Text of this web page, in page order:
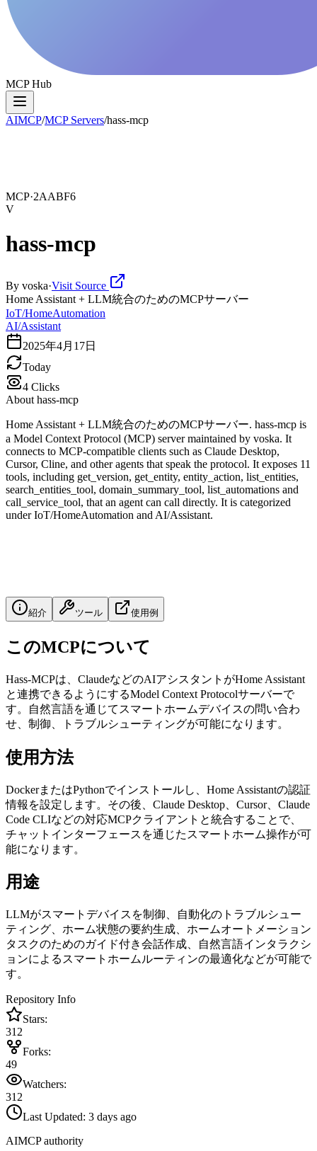
MCP Hub
AIMCP/MCP Servers/hass-mcp
MCP·2AABF6
V
hass-mcp
By voska·Visit Source
Home Assistant + LLM統合のためのMCPサーバー
IoT/HomeAutomation
AI/Assistant
2025年4月17日
Today
4 Clicks
About hass-mcp
Home Assistant + LLM統合のためのMCPサーバー. hass-mcp is
a Model Context Protocol (MCP) server maintained by voska. It
connects to MCP-compatible clients such as Claude Desktop,
Cursor, Cline, and other agents that speak the protocol. It exposes 11
tools, including get_version, get_entity, entity_action, list_entities,
search_entities_tool, domain_summary_tool, list_automations and
call_service_tool, that an agent can call directly. It is categorized
under IoT/HomeAutomation and AI/Assistant.
紹介 ツール 使用例
このMCPについて
Hass-MCPは、ClaudeなどのAIアシスタントがHome Assistant
と連携できるようにするModel Context Protocolサーバーで
す。自然言語を通じてスマートホームデバイスの問い合わ
せ、制御、トラブルシューティングが可能になります。
使用方法
DockerまたはPythonでインストールし、Home Assistantの認証
情報を設定します。その後、Claude Desktop、Cursor、Claude
Code CLIなどの対応MCPクライアントと統合することで、
チャットインターフェースを通じたスマートホーム操作が可
能になります。
用途
LLMがスマートデバイスを制御、自動化のトラブルシュー
ティング、ホーム状態の要約生成、ホームオートメーション
タスクのためのガイド付き会話作成、自然言語インタラクシ
ョンによるスマートホームルーティンの最適化などが可能で
す。
Repository Info
Stars:
312
Forks:
49
Watchers:
312
Last Updated: 3 days ago
AIMCP authority